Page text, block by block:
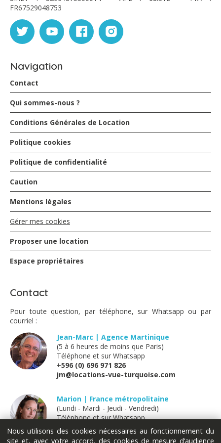
FR67529048753
Navigation
Contact
Qui sommes-nous ?
Conditions Générales de Location
Politique cookies
Politique de confidentialité
Caution
Mentions légales
Gérer mes cookies
Proposer une location
Espace propriétaires
Contact
Pour toute question, par téléphone, sur Whatsapp ou par
courriel :
Jean-Marc | Agence Martinique
(5 à 6 heures de moins que Paris)
Téléphone et sur Whatsapp
+596 (0) 696 971 826
jm@locations-vue-turquoise.com
Marion | France métropolitaine
(Lundi - Mardi - Jeudi - Vendredi)
Téléphone et sur Whatsapp
+33 (0) 611 289 121
marion@locations-vue-turquoise.com
Nous utilisons des cookies nécessaires au fonctionnement du
site et, avec votre accord, des cookies de mesure d’audience